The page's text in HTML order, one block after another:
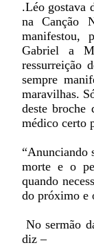
.Léo gostava
na
manifestou,
Gabriel a
ressurreição
sempre
maravilhas.
deste
médico certo
“Anunciando
morte e o
quando
do próximo e
No sermão
diz –